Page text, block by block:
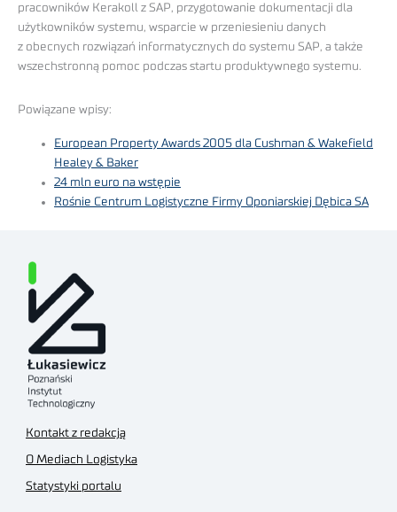
pracowników Kerakoll z SAP, przygotowanie dokumentacji dla
użytkowników systemu, wsparcie w przeniesieniu danych
z obecnych rozwiązań informatycznych do systemu SAP, a także
wszechstronną pomoc podczas startu produktywnego systemu.
Powiązane wpisy:
European Property Awards 2005 dla Cushman & Wakefield
Healey & Baker
24 mln euro na wstępie
Rośnie Centrum Logistyczne Firmy Oponiarskiej Dębica SA
Kontakt z redakcją
O Mediach Logistyka
Statystyki portalu